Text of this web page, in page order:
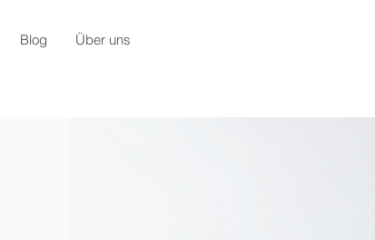
Blog Über uns